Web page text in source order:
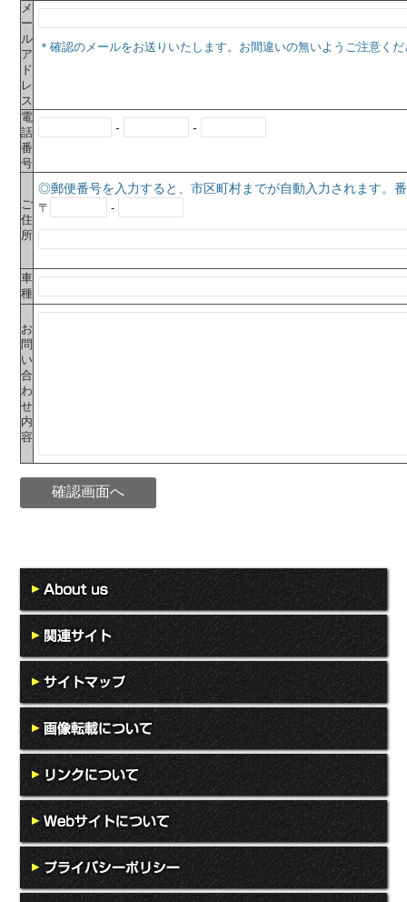
メ
ー
ル
ア
ド
レ
ス
＊確認のメールをお送りいたします。お間違いの無いようご注意く
電
話
番
号
- -
ご
住
所
◎郵便番号を入力すると、市区町村までが自動入力されます。
〒 -
車
種
お
問
い
合
わ
せ
内
容